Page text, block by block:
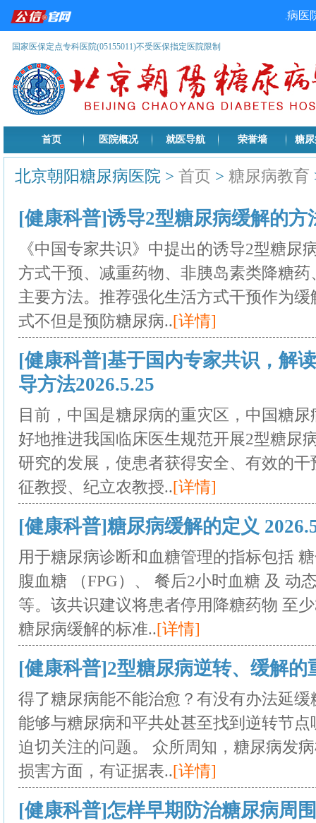
国家医保定点专科医院(05155011)不受医保指定医院限制
首页 医院概况 就医导航 荣誉墙 糖
北京朝阳糖尿病医院 > 首页 > 糖尿病教育
[健康科普]诱导2型糖尿病缓解的方
《中国专家共识》中提出的诱导2型糖尿
方式干预、减重药物、非胰岛素类降糖
主要方法。推荐强化生活方式干预作为
式不但是预防糖尿病..[详情]
[健康科普]基于国内专家共识，解
导方法2026.5.25
目前，中国是糖尿病的重灾区，中国糖
好地推进我国临床医生规范开展2型糖尿
研究的发展，使患者获得安全、有效的
征教授、纪立农教授..[详情]
[健康科普]糖尿病缓解的定义
用于糖尿病诊断和血糖管理的指标包括
腹血糖 （FPG）、 餐后2小时血糖 及 动
等。该共识建议将患者停用降糖药物 至
糖尿病缓解的标准..[详情]
[健康科普]2型糖尿病逆转、缓解的
得了糖尿病能不能治愈？有没有办法延
能够与糖尿病和平共处甚至找到逆转节
迫切关注的问题。 众所周知，糖尿病发
损害方面，有证据表..[详情]
[健康科普]怎样早期防治糖尿病周